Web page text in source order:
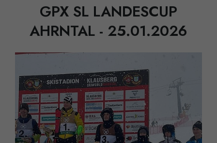
GPX SL LANDESCUP
AHRNTAL - 25.01.2026